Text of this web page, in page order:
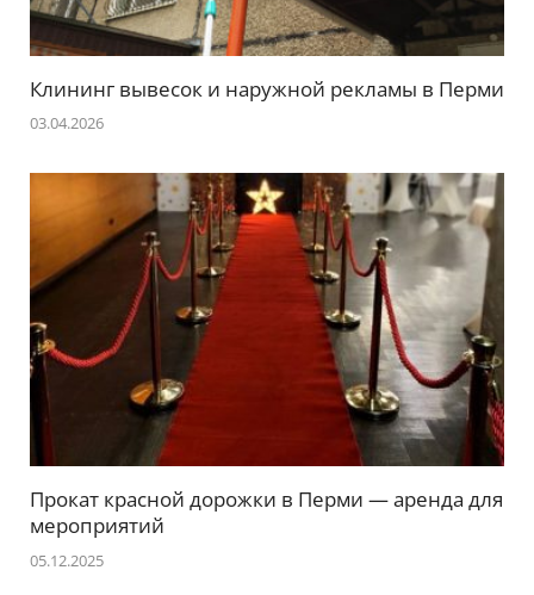
Клининг вывесок и наружной рекламы в Перми
03.04.2026
Прокат красной дорожки в Перми — аренда для
мероприятий
05.12.2025